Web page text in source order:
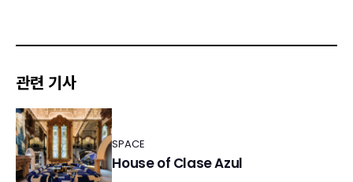
관련 기사
SPACE
House of Clase Azul